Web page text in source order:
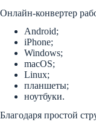
Онлайн-конвертер
Android;
iPhone;
Windows;
macOS;
Linux;
планшеты;
ноутбуки.
Благодаря простой